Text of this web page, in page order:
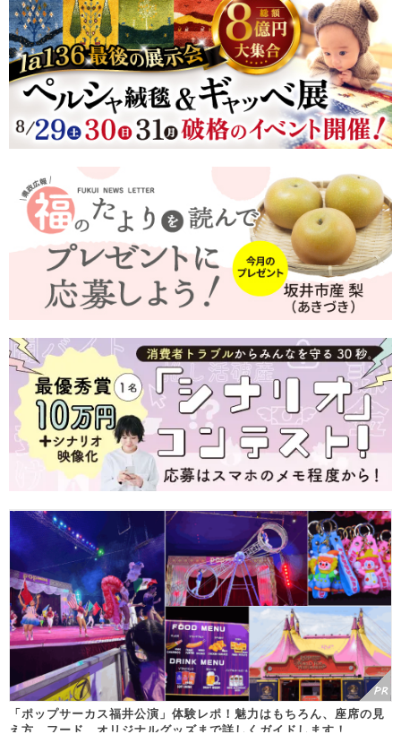
「ポップサーカス福井公演」体験レポ！魅力はもちろん、座席の見
え方、フード、オリジナルグッズまで詳しくガイドします！